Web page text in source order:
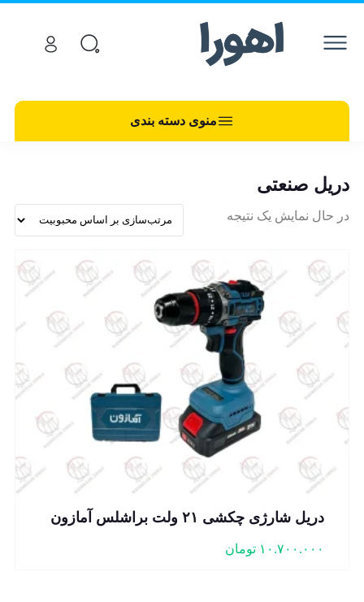
منوی دسته بندی
دریل صنعتی
در حال نمایش یک نتیجه
دریل شارژی چکشی ۲۱ ولت براشلس آمازون
۱۰.۷۰۰.۰۰۰ تومان